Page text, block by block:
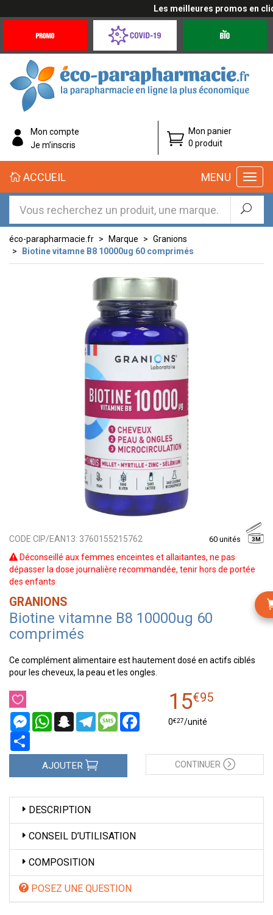
Les meilleures promos en
Offres
Coronavirus
éco-
parapharmacie.fr
éco-
parapharmacie.fr
Mon compte
Je m’inscris
Mon panier
0 produit
MENU
ACCUEIL
éco-parapharmacie.fr Marque
Granions
Biotine vitamne B8 10000ug 60 comprimés
CODE CIP/EAN13: 3760155215762 60 unités 3M
Déconseillé aux femmes enceintes et allaitantes, ne pas
dépasser la dose journalière recommandée, tenir hors de portée
des enfants
GRANIONS
Biotine vitamne B8 10000ug 60
comprimés
Ce complément alimentaire est hautement dosé en actifs ciblés
pour les cheveux, la peau et les ongles.
MessengerWhatsAppSnapchatTelegramMessageFacebook
15€95
0€27/unité
AJOUTER CONTINUER
DESCRIPTION
CONSEIL D’UTILISATION
COMPOSITION
POSEZ UNE QUESTION